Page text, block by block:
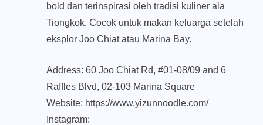
bold dan terinspirasi oleh tradisi kuliner ala
Tiongkok. Cocok untuk makan keluarga setelah
eksplor Joo Chiat atau Marina Bay.
Address: 60 Joo Chiat Rd, #01-08/09 and 6
Raffles Blvd, 02-103 Marina Square
Website: https://www.yizunnoodle.com/
Instagram: